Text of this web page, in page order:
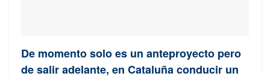
De momento solo es un anteproyecto pero
de salir adelante, en Cataluña conducir un